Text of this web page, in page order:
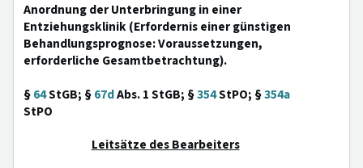
Anordnung der Unterbringung in einer
Entziehungsklinik (Erfordernis einer günstigen
Behandlungsprognose: Voraussetzungen,
erforderliche Gesamtbetrachtung).
§64StGB; §67dAbs. 1 StGB; §354StPO; §354a
StPO
Leitsätze des Bearbeiters